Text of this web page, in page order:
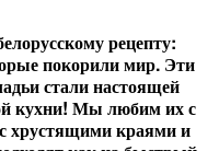
рецепту:
покорили мир. Эти
стали настоящей
кухни! Мы любим их с
хрустящими краями и